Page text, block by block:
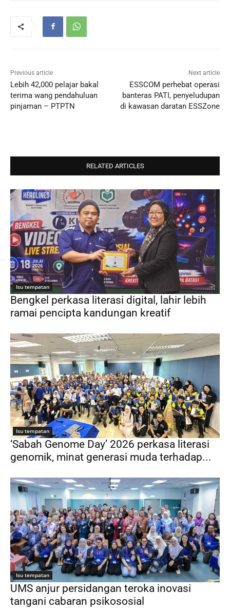
Previous article
Lebih 42,000 pelajar bakal
terima wang pendahuluan
pinjaman – PTPTN
Next article
ESSCOM perhebat operasi
banteras PATI, penyeludupan
di kawasan daratan ESSZone
RELATED ARTICLES
Isu tempatan
Bengkel perkasa literasi digital, lahir lebih
ramai pencipta kandungan kreatif
Isu tempatan
‘Sabah Genome Day’ 2026 perkasa literasi
genomik, minat generasi muda terhadap...
Isu tempatan
UMS anjur persidangan teroka inovasi
tangani cabaran psikososial